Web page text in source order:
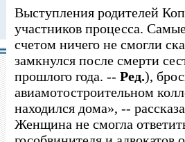
Выступления родителей
участников процесса.
счетом ничего не смогли
замкнулся после смерти
прошлого года. -- Ред.),
авиамотостроительном
находился дома», --
Женщина не смогла